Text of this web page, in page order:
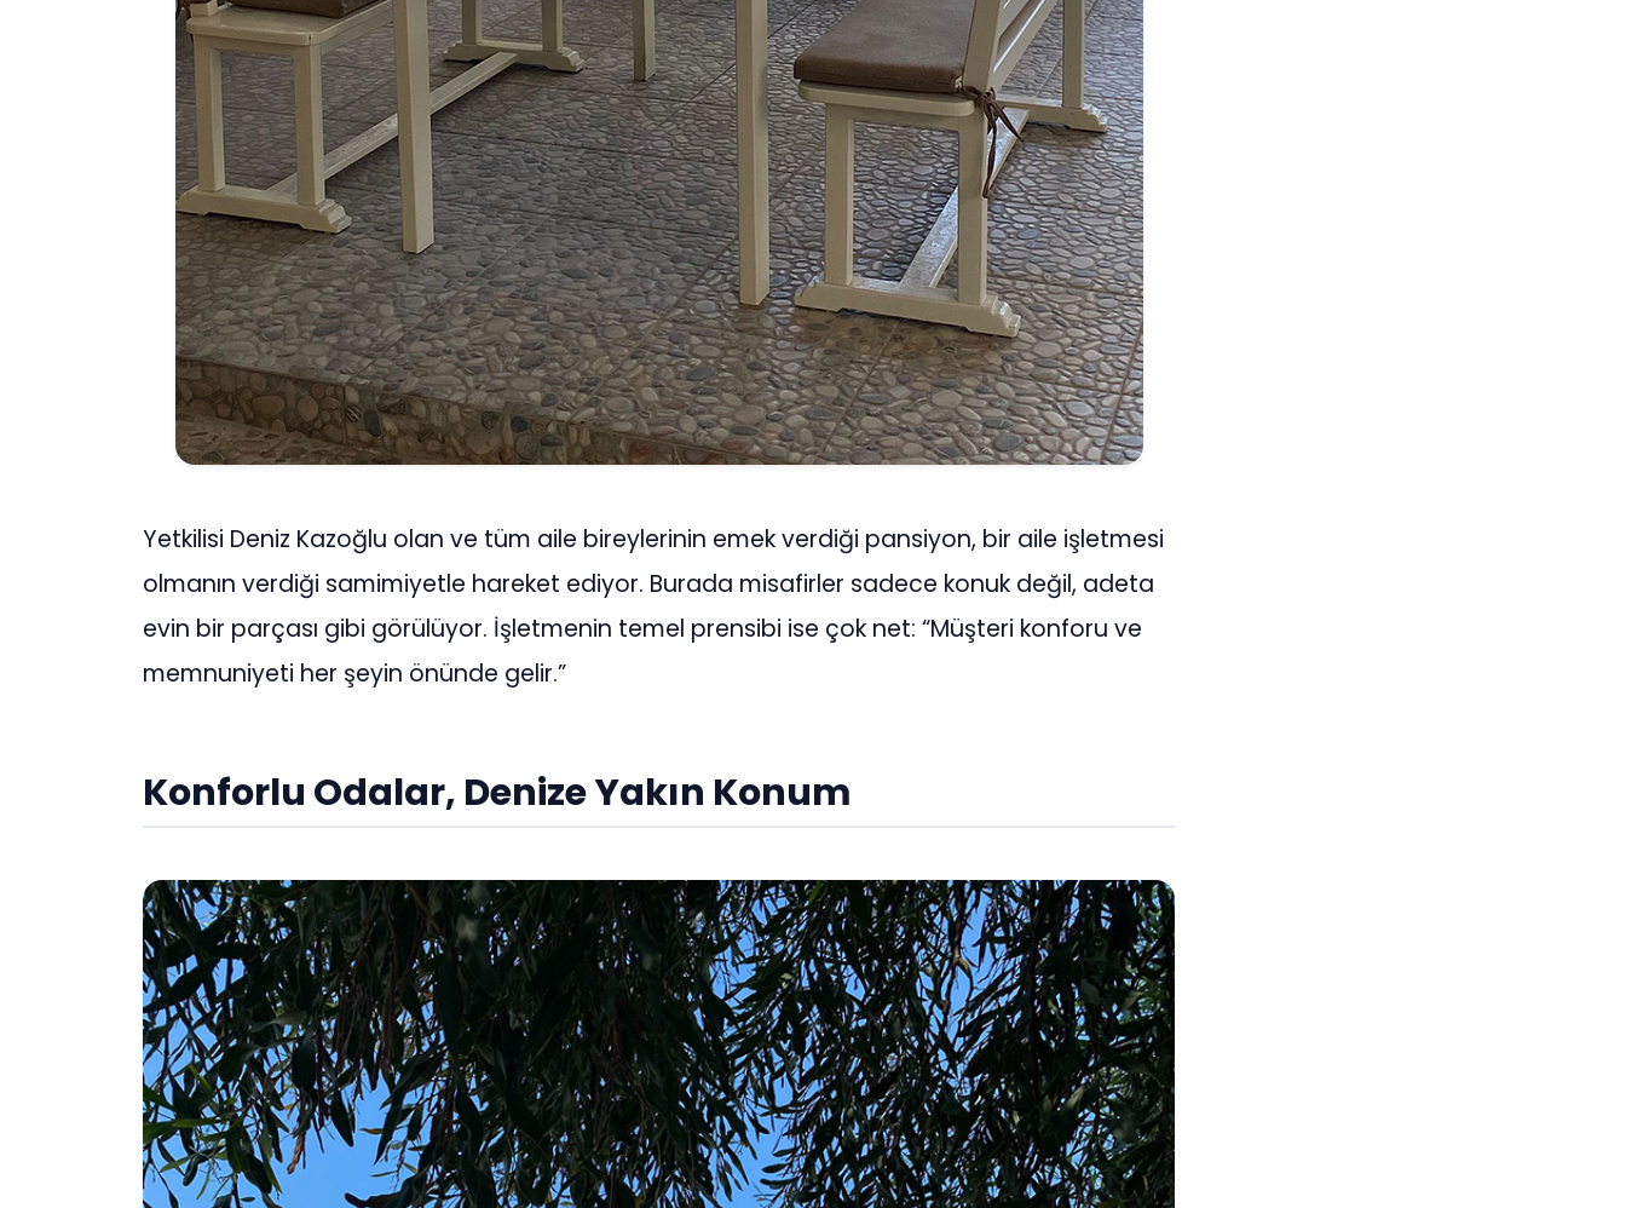
Yetkilisi Deniz Kazoğlu olan ve tüm aile bireylerinin emek verdiği pansiyon, bir aile işletmesi
olmanın verdiği samimiyetle hareket ediyor. Burada misafirler sadece konuk değil, adeta
evin bir parçası gibi görülüyor. İşletmenin temel prensibi ise çok net: “Müşteri konforu ve
memnuniyeti her şeyin önünde gelir.”
Konforlu Odalar, Denize Yakın Konum